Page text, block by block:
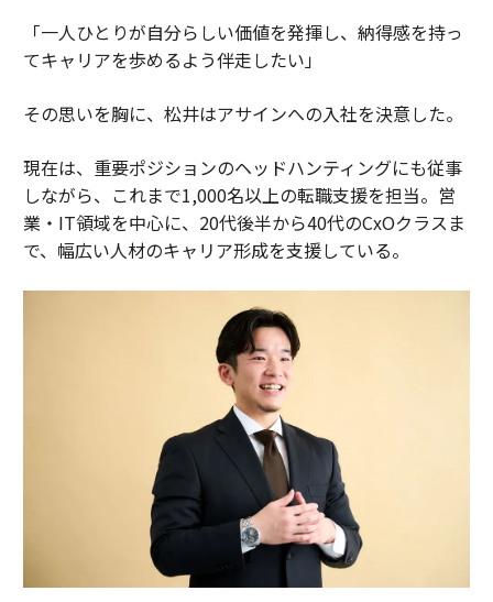
「一人ひとりが自分らしい価値を発揮し、納得感を持っ
てキャリアを歩めるよう伴走したい」
その思いを胸に、松井はアサインへの入社を決意した。
現在は、重要ポジションのヘッドハンティングにも従事
しながら、これまで1,000名以上の転職支援を担当。営
業・IT領域を中心に、20代後半から40代のCxOクラスま
で、幅広い人材のキャリア形成を支援している。